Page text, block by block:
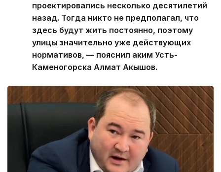
проектировались несколько десятилетий
назад. Тогда никто не предполагал, что
здесь будут жить постоянно, поэтому
улицы значительно уже действующих
нормативов, — пояснил аким Усть-
Каменогорска Алмат Акышов.